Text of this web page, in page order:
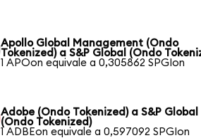
Apollo Global Management (Ondo
Tokenized) a S&P Global (Ondo
1 APOon equivale a 0,305862 SPGIon
Adobe (Ondo Tokenized) a S&P Global
(Ondo Tokenized)
1 ADBEon equivale a 0,597092 SPGIon